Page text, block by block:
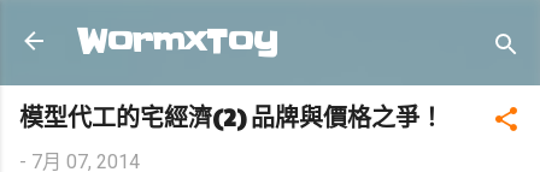
跳到主要內容
WormxToy
模型代工的宅經濟(2) 品牌與價格之爭！
- 7月 07, 2014